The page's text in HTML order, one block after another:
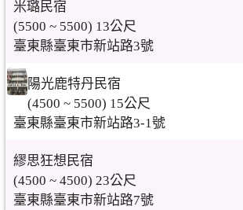
米璐民宿
(5500 ~ 5500) 13公尺
臺東縣臺東市新站路3號
陽光鹿特丹民宿
(4500 ~ 5500) 15公尺
臺東縣臺東市新站路3-1號
繆思狂想民宿
(4500 ~ 4500) 23公尺
臺東縣臺東市新站路7號